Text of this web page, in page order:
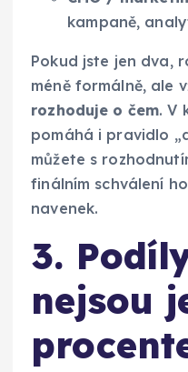
kampaně,
Pokud jste jen dva,
méně formálně, ale
rozhoduje o čem. V
pomáhá i pravidlo
můžete s
finálním schválení
navenek.
3.
nejsou